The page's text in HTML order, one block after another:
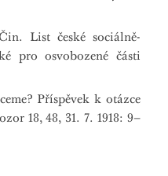
List české sociálně-
pro osvobozené části
Příspěvek k otázce
18, 48, 31. 7. 1918: 9–